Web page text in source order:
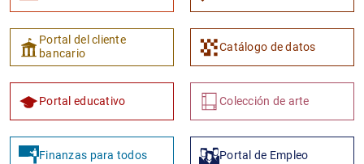
Portal del cliente
bancario
Catálogo de datos
Portal educativo Colección de arte
Finanzas para todos Portal de Empleo